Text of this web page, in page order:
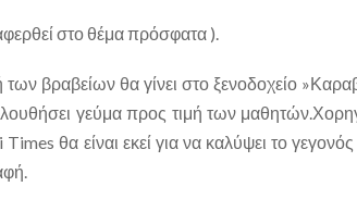
στο θέμα πρόσφατα ).
βραβείων θα γίνει στο ξενοδοχείο
γεύμα προς τιμή των
θα είναι εκεί για να καλύψει το